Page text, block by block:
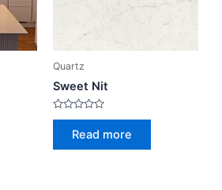
Quartz
Sweet Nit
Rated
Read more